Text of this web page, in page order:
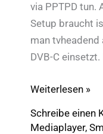
via PPTPD tun.
Setup braucht
man tvheadend
DVB-C
Raspberry
WM
Weiterlesen »
Schreibe einen
Mediaplayer,